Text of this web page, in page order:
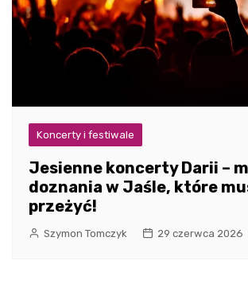
Koncerty i festiwale
Jesienne koncerty Darii –
doznania w Jaśle, które
przeżyć!
Szymon Tomczyk 29 czerwca 2026